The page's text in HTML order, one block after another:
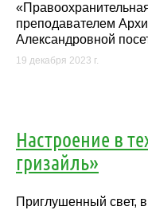
преподавателем
Александровной
19 декабря 2023 г.
Настроение в
гризайль»
Приглушенный свет,